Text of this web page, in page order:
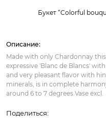
Букет “Colorful
Описание:
Made with only Chardonnay
expressive 'Blanc de Blancs'
and very pleasant flavor with
minerals, is in complete
around 6 to 7 degrees.Vase excl.
Поделиться: